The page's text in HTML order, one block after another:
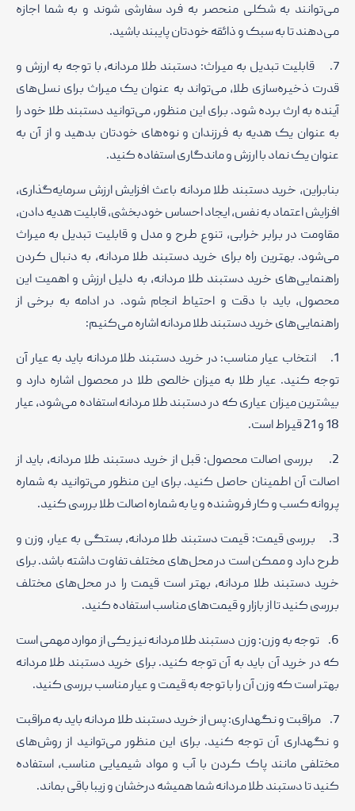
می‌توانند به شکلی منحصر به فرد سفارشی شوند و به شما اجازه
می‌دهند تا به سبک و ذائقه خودتان پایبند باشید.
7. قابلیت تبدیل به میراث: دستبند طلا مردانه، با توجه به ارزش و
قدرت ذخیره‌سازی طلا، می‌تواند به عنوان یک میراث برای نسل‌های
آینده به ارث برده شود. برای این منظور، می‌توانید دستبند طلا خود را
به عنوان یک هدیه به فرزندان و نوه‌های خودتان بدهید و از آن به
عنوان یک نماد با ارزش و ماندگاری استفاده کنید.
بنابراین، خرید دستبند طلا مردانه باعث افزایش ارزش سرمایه‌گذاری،
افزایش اعتماد به نفس، ایجاد احساس خودبخشی، قابلیت هدیه دادن،
مقاومت در برابر خرابی، تنوع طرح و مدل و قابلیت تبدیل به میراث
می‌شود. بهترین راه برای خرید دستبند طلا مردانه، به دنبال کردن
راهنمایی‌های خرید دستبند طلا مردانه، به دلیل ارزش و اهمیت این
محصول، باید با دقت و احتیاط انجام شود. در ادامه به برخی از
راهنمایی‌های خرید دستبند طلا مردانه اشاره می‌کنیم:
1. انتخاب عیار مناسب: در خرید دستبند طلا مردانه باید به عیار آن
توجه کنید. عیار طلا به میزان خالصی طلا در محصول اشاره دارد و
بیشترین میزان عیاری که در دستبند طلا مردانه استفاده می‌شود، عیار
18 و 21 قیراط است.
2. بررسی اصالت محصول: قبل از خرید دستبند طلا مردانه، باید از
اصالت آن اطمینان حاصل کنید. برای این منظور می‌توانید به شماره
پروانه کسب و کار فروشنده و یا به شماره اصالت طلا بررسی کنید.
3. بررسی قیمت: قیمت دستبند طلا مردانه، بستگی به عیار، وزن و
طرح دارد و ممکن است در محل‌های مختلف تفاوت داشته باشد. برای
خرید دستبند طلا مردانه، بهتر است قیمت را در محل‌های مختلف
بررسی کنید تا از بازار و قیمت‌های مناسب استفاده کنید.
6. توجه به وزن: وزن دستبند طلا مردانه نیز یکی از موارد مهمی است
که در خرید آن باید به آن توجه کنید. برای خرید دستبند طلا مردانه
بهتر است که وزن آن را با توجه به قیمت و عیار مناسب بررسی کنید.
7. مراقبت و نگهداری: پس از خرید دستبند طلا مردانه باید به مراقبت
و نگهداری آن توجه کنید. برای این منظور می‌توانید از روش‌های
مختلفی مانند پاک کردن با آب و مواد شیمیایی مناسب، استفاده
کنید تا دستبند طلا مردانه شما همیشه درخشان و زیبا باقی بماند.